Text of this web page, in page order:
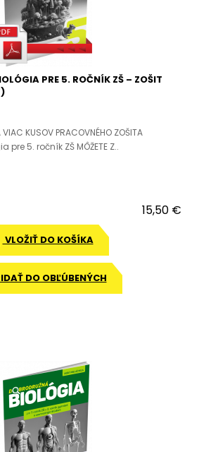
PRE 5. ROČNÍK ZŠ – ZOŠIT
VIAC KUSOV PRACOVNÉHO ZOŠITA
5. ročník ZŠ MÔŽETE Z..
15,50 €
VLOŽIŤ DO KOŠÍKA
DO OBĽÚBENÝCH